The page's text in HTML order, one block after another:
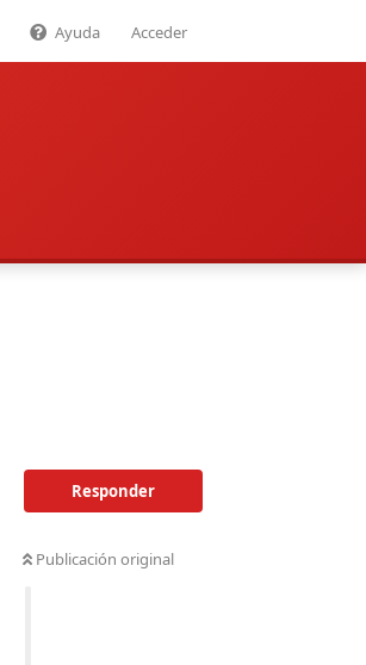
Ayuda Acceder
Responder
Publicación original